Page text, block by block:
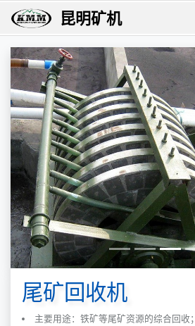
昆明矿机
尾矿回收机
主要用途：铁矿等尾矿资源的综合回收；